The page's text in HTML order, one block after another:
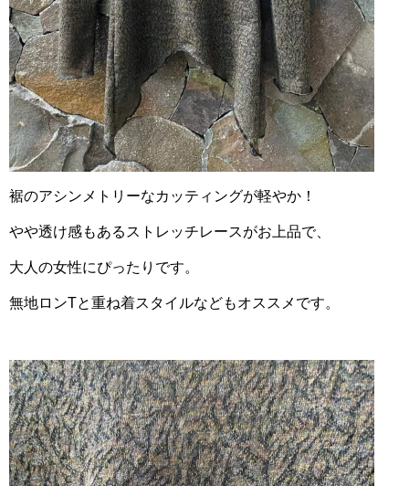
裾のアシンメトリーなカッティングが軽やか！
やや透け感もあるストレッチレースがお上品で、
大人の女性にぴったりです。
無地ロンTと重ね着スタイルなどもオススメです。